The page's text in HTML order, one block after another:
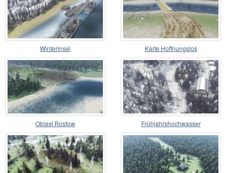
Winterinsel Karte Hoffnungslos
Oblast Rostow Frühjahrshochwasser